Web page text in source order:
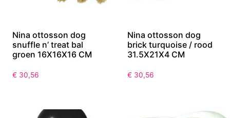
Nina ottosson dog
snuffle n’ treat bal
groen 16X16X16 CM
€ 30,56
Nina ottosson dog
brick turquoise / rood
31.5X21X4 CM
€ 30,56